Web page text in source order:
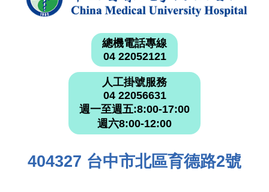
總機電話專線
04 22052121
人工掛號服務
04 22056631
週一至週五:8:00-17:00
週六8:00-12:00
404327 台中市北區育德路2號